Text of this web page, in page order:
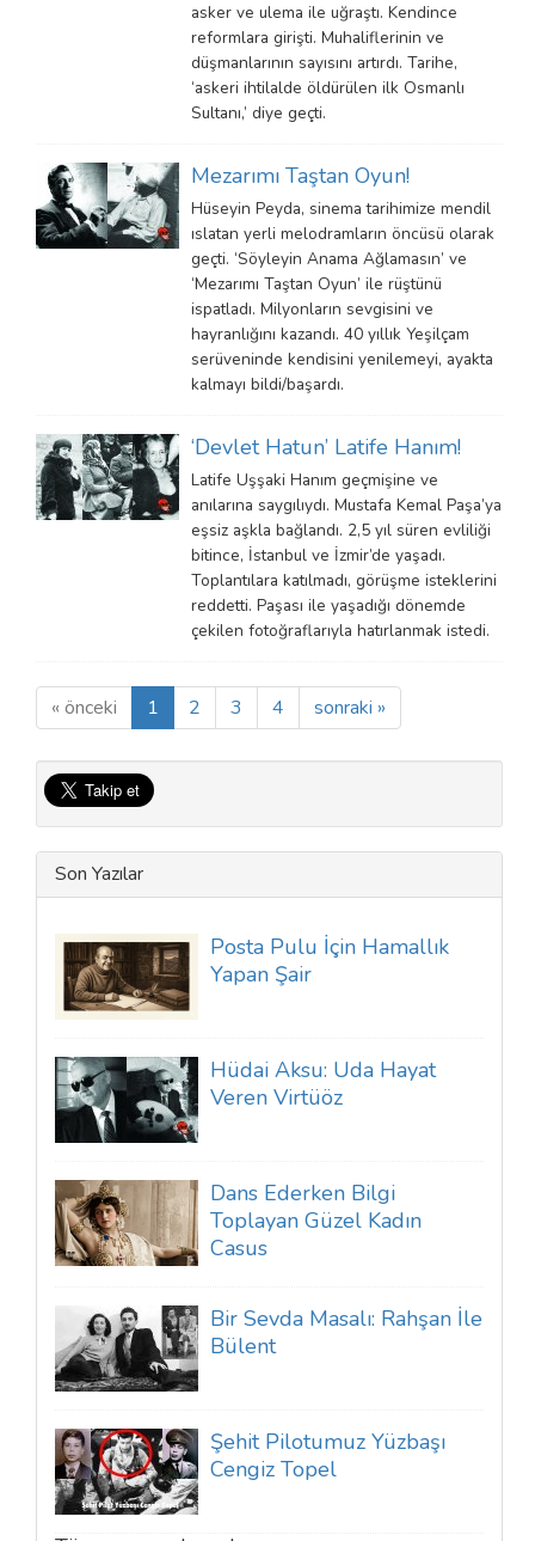
asker ve ulema ile uğraştı. Kendince
reformlara girişti. Muhaliflerinin ve
düşmanlarının sayısını artırdı. Tarihe,
‘askeri ihtilalde öldürülen ilk Osmanlı
Sultanı,’ diye geçti.
Mezarımı Taştan Oyun!
Hüseyin Peyda, sinema tarihimize mendil
ıslatan yerli melodramların öncüsü olarak
geçti. ‘Söyleyin Anama Ağlamasın’ ve
‘Mezarımı Taştan Oyun’ ile rüştünü
ispatladı. Milyonların sevgisini ve
hayranlığını kazandı. 40 yıllık Yeşilçam
serüveninde kendisini yenilemeyi, ayakta
kalmayı bildi/başardı.
‘Devlet Hatun’ Latife Hanım!
Latife Uşşaki Hanım geçmişine ve
anılarına saygılıydı. Mustafa Kemal Paşa’ya
eşsiz aşkla bağlandı. 2,5 yıl süren evliliği
bitince, İstanbul ve İzmir’de yaşadı.
Toplantılara katılmadı, görüşme isteklerini
reddetti. Paşası ile yaşadığı dönemde
çekilen fotoğraflarıyla hatırlanmak istedi.
« önceki 1 2 3 4 sonraki »
Son Yazılar
Posta Pulu İçin Hamallık
Yapan Şair
Hüdai Aksu: Uda Hayat
Veren Virtüöz
Dans Ederken Bilgi
Toplayan Güzel Kadın
Casus
Bir Sevda Masalı: Rahşan İle
Bülent
Şehit Pilotumuz Yüzbaşı
Cengiz Topel